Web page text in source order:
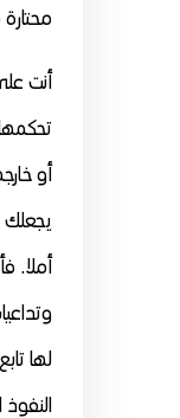
أنت
أو
يجعلك
أملا.
لها